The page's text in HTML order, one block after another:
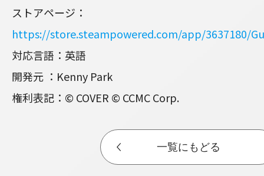
ストアページ：
https://store.steampowered.com/app/3637180/
対応言語：英語
開発元 ：Kenny Park
権利表記：© COVER © CCMC Corp.
一覧にもどる